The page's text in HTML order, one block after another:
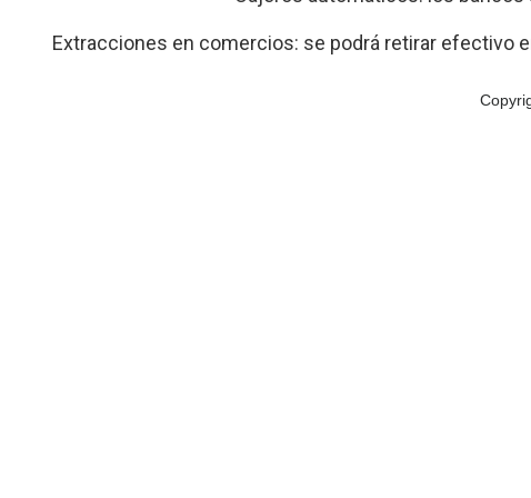
Extracciones en comercios: se podrá retirar efectivo